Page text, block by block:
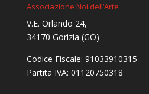
Associazione Noi dell’Arte
V.E. Orlando 24,
34170 Gorizia (GO)
Codice Fiscale: 91033910315
Partita IVA: 01120750318